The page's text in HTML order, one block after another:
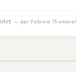
UNE — par Fabrice Thumerel